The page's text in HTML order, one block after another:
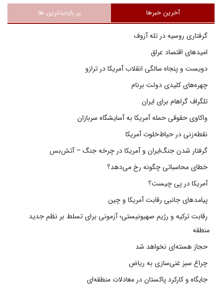
آخرین خبرها پر بازدیدترین ها
گرفتاری روسیه در تله آزوف
امیدهای اقتصاد عراق
دویست و پنجاه سالگی انقلاب آمریکا در ترازو
چهره‌های کلیدی دولت برنام
تلگراف گراهام برای ایران
واکاوی حقوقی حمله آمریکا به آسایشگاه سربازان
نقطه‌زنی در حیاط‌خلوت آمریکا
گرفتار شدن جنگ‌ایران و آمریکا در چرخه جنگ – آتش‌بس
خطای محاسباتی چگونه رخ می‌دهد؟
آمریکا در پی چیست؟
پیامدهای جانبی رقابت آمریکا و چین
رقابت ترکیه و رژیم صهیونیستی؛ آزمونی برای تسلط بر نظم جدید
منطقه
حجاز هسته‌ای نخواهد شد
چراغ سبز غنی‌سازی به ریاض
جایگاه و کارکرد پاکستان در معادلات منطقه‌ای